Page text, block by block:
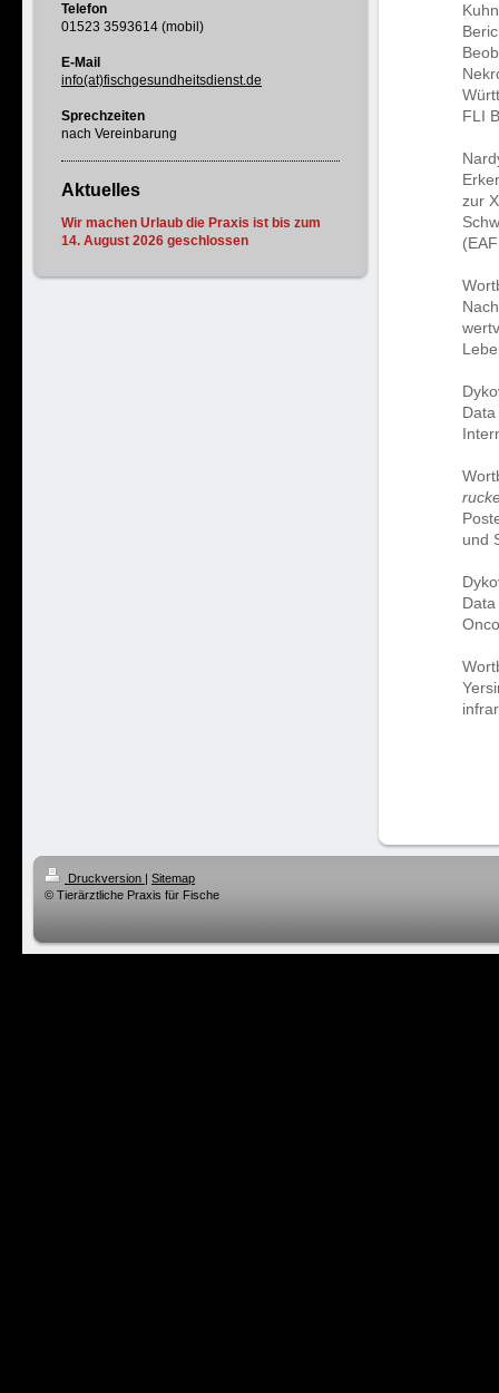
Telefon
01523 3593614 (mobil)
E-Mail
info(at)fischgesundheitsdienst.de
Sprechzeiten
nach Vereinbarung
Aktuelles
Wir machen Urlaub die Praxis ist bis zum
14. August 2026 geschlossen
FLI
zur
und
Druckversion | Sitemap
© Tierärztliche Praxis für Fische